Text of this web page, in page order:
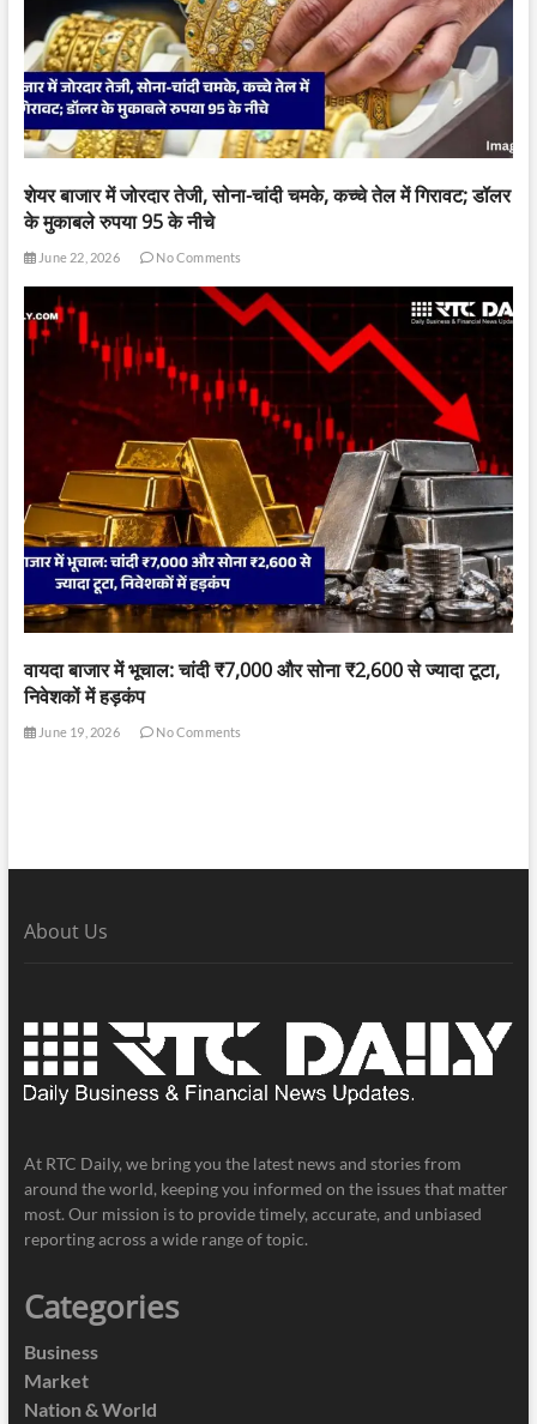
शेयर बाजार में जोरदार तेजी, सोना-चांदी चमके, कच्चे तेल में गिरावट; डॉलर
के मुकाबले रुपया 95 के नीचे
June 22, 2026 No Comments
वायदा बाजार में भूचाल: चांदी ₹7,000 और सोना ₹2,600 से ज्यादा टूटा,
निवेशकों में हड़कंप
June 19, 2026 No Comments
About Us
At RTC Daily, we bring you the latest news and stories from
around the world, keeping you informed on the issues that matter
most. Our mission is to provide timely, accurate, and unbiased
reporting across a wide range of topic.
Categories
Business
Market
Nation & World